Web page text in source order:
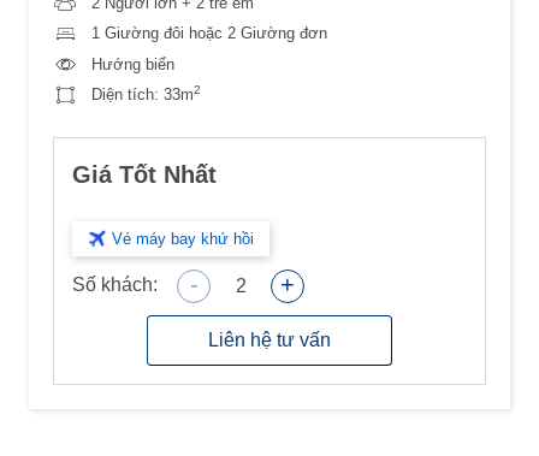
1 Giường đôi hoặc 2 Giường đơn
Hướng biển
Diện tích: 33m2
Giá Tốt Nhất
Vé máy bay khứ hồi
Số khách: - 2 +
Liên hệ tư vấn